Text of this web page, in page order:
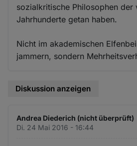
sozialkritische Philosophen der
Jahrhunderte getan haben.
Nicht im akademischen
jammern, sondern
Diskussion anzeigen
Andrea Diederich (nicht überprüft)
Di. 24 Mai 2016 - 16:44